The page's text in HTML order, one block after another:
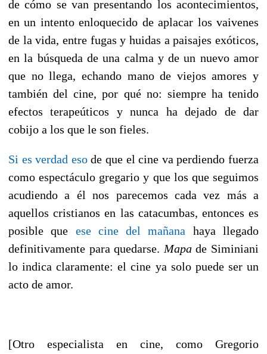
de cómo se van presentando los acontecimientos,
en un intento enloquecido de aplacar los vaivenes
de la vida, entre fugas y huidas a paisajes exóticos,
en la búsqueda de una calma y de un nuevo amor
que no llega, echando mano de viejos amores y
también del cine, por qué no: siempre ha tenido
efectos terapeúticos y nunca ha dejado de dar
cobijo a los que le son fieles.
Si es verdad esode que el cine va perdiendo fuerza
como espectáculo gregario y que los que seguimos
acudiendo a él nos parecemos cada vez más a
aquellos cristianos en las catacumbas, entonces es
posible que ese cine del mañana haya llegado
definitivamente para quedarse. Mapade Siminiani
lo indica claramente: el cine ya solo puede ser un
acto de amor.
[Otro especialista en cine, como Gregorio